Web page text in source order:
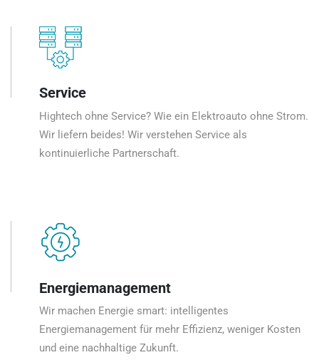
Service
Hightech ohne Service? Wie ein Elektroauto ohne Strom.
Wir liefern beides! Wir verstehen Service als
kontinuierliche Partnerschaft.
Energiemanagement
Wir machen Energie smart: intelligentes
Energiemanagement für mehr Effizienz, weniger Kosten
und eine nachhaltige Zukunft.